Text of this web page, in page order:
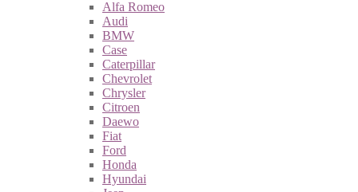
Alfa Romeo
Audi
BMW
Case
Caterpillar
Chevrolet
Chrysler
Citroen
Daewo
Fiat
Ford
Honda
Hyundai